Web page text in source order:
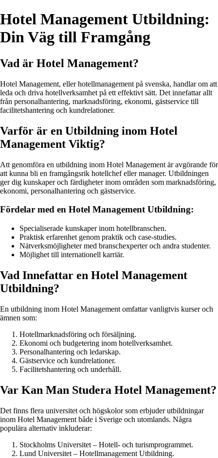
Hotel Management Utbildning:
Din Väg till Framgång
Vad är Hotel Management?
Hotel Management, eller hotellmanagement på svenska, handlar om att
leda och driva hotellverksamhet på ett effektivt sätt. Det innefattar allt
från personalhantering, marknadsföring, ekonomi, gästservice till
facilitetshantering och kundrelationer.
Varför är en Utbildning inom Hotel
Management Viktig?
Att genomföra en utbildning inom Hotel Management är avgörande för
att kunna bli en framgångsrik hotellchef eller manager. Utbildningen
ger dig kunskaper och färdigheter inom områden som marknadsföring,
ekonomi, personalhantering och gästservice.
Fördelar med en Hotel Management Utbildning:
Specialiserade kunskaper inom hotellbranschen.
Praktisk erfarenhet genom praktik och case-studies.
Nätverksmöjligheter med branschexperter och andra studenter.
Möjlighet till internationell karriär.
Vad Innefattar en Hotel Management
Utbildning?
En utbildning inom Hotel Management omfattar vanligtvis kurser och
ämnen som:
Hotellmarknadsföring och försäljning.
Ekonomi och budgetering inom hotellverksamhet.
Personalhantering och ledarskap.
Gästservice och kundrelationer.
Facilitetshantering och underhåll.
Var Kan Man Studera Hotel Management?
Det finns flera universitet och högskolor som erbjuder utbildningar
inom Hotel Management både i Sverige och utomlands. Några
populära alternativ inkluderar:
Stockholms Universitet – Hotell- och turismprogrammet.
Lund Universitet – Hotellmanagement Utbildning.